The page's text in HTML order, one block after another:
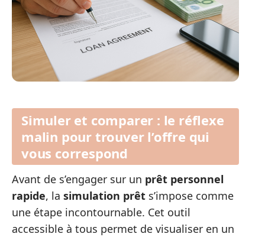
Simuler et comparer : le réflexe
malin pour trouver l’offre qui
vous correspond
Avant de s’engager sur un prêt personnel
rapide, la simulation prêt s’impose comme
une étape incontournable. Cet outil
accessible à tous permet de visualiser en un